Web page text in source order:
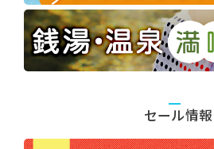
セール情報